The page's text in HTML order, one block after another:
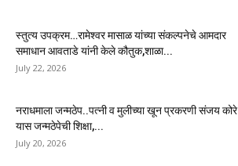
स्तुत्य उपक्रम…रामेश्वर मासाळ यांच्या संकल्पनेचे आमदार
समाधान आवताडे यांनी केले कौतुक,शाळा...
July 22, 2026
नराधमाला जन्मठेप..पत्नी व मुलीच्या खून प्रकरणी संजय कोरे
यास जन्मठेपेची शिक्षा,...
July 20, 2026